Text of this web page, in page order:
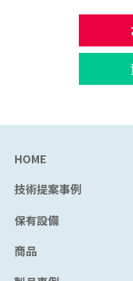
HOME
技術提案事例
保有設備
商品